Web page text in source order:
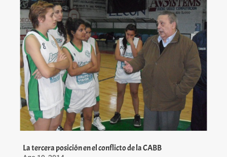
La tercera posición en el conflicto de la CABB